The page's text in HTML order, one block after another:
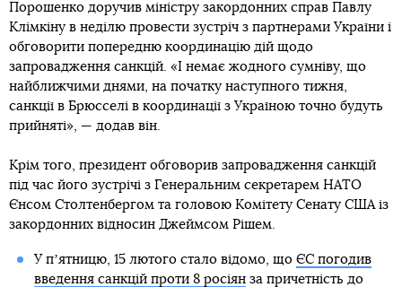
Порошенко доручив міністру закордонних справ Павлу
Клімкіну в неділю провести зустріч з партнерами України і
обговорити попередню координацію дій щодо
запровадження санкцій. «І немає жодного сумніву, що
найближчими днями, на початку наступного тижня,
санкції в Брюсселі в координації з Україною точно будуть
прийняті», — додав він.
Крім того, президент обговорив запровадження санкцій
під час його зустрічі з Генеральним секретарем НАТО
Єнсом Столтенбергом та головою Комітету Сенату США із
закордонних відносин Джеймсом Рішем.
У пʼятницю, 15 лютого стало відомо, що ЄС погодив
введення санкцій проти 8 росіянза причетність до